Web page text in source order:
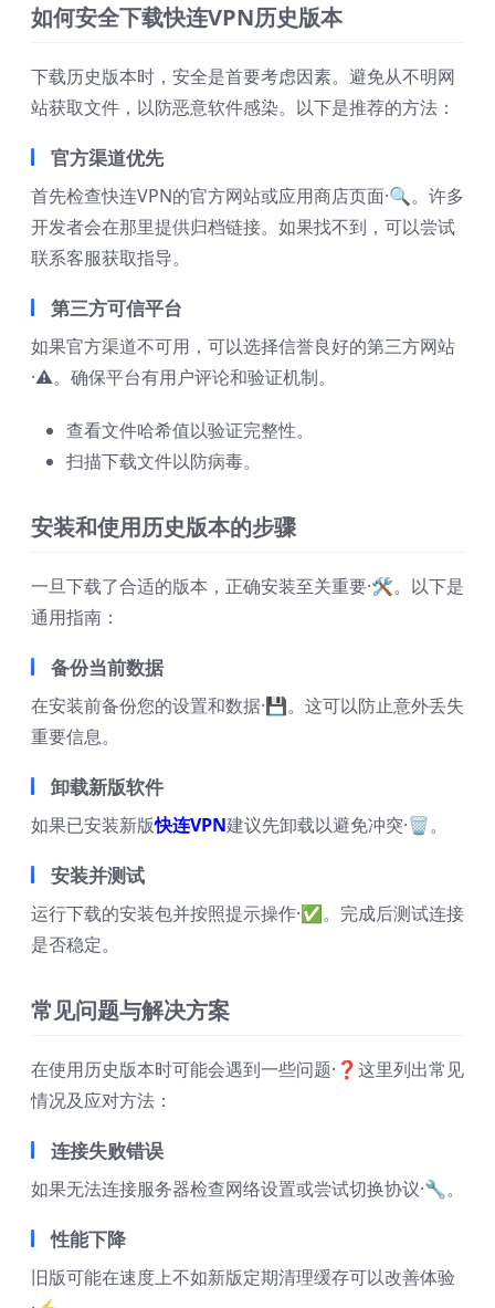
如何安全下载快连VPN历史版本
下载历史版本时，安全是首要考虑因素。避免从不明网
站获取文件，以防恶意软件感染。以下是推荐的方法：
官方渠道优先
首先检查快连VPN的官方网站或应用商店页面·🔍。许多
开发者会在那里提供归档链接。如果找不到，可以尝试
联系客服获取指导。
第三方可信平台
如果官方渠道不可用，可以选择信誉良好的第三方网站
·⚠️。确保平台有用户评论和验证机制。
查看文件哈希值以验证完整性。
扫描下载文件以防病毒。
安装和使用历史版本的步骤
一旦下载了合适的版本，正确安装至关重要·🛠️。以下是
通用指南：
备份当前数据
在安装前备份您的设置和数据·💾。这可以防止意外丢失
重要信息。
卸载新版软件
如果已安装新版快连VPN建议先卸载以避免冲突·🗑️。
安装并测试
运行下载的安装包并按照提示操作·✅。完成后测试连接
是否稳定。
常见问题与解决方案
在使用历史版本时可能会遇到一些问题·❓这里列出常见
情况及应对方法：
连接失败错误
如果无法连接服务器检查网络设置或尝试切换协议·🔧。
性能下降
旧版可能在速度上不如新版定期清理缓存可以改善体验